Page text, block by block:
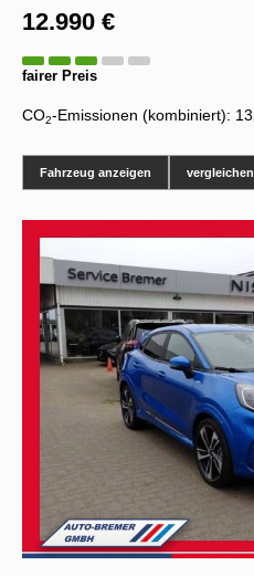
12.990 €
fairer Preis
CO2-Emissionen (kombiniert):
Fahrzeug anzeigen vergleichen